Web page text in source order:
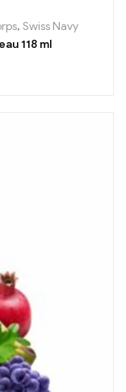
, Swiss Navy
118 ml